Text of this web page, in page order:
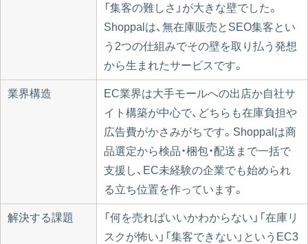
「集客の難しさ」が大きな壁でした。
Shoppalは、無在庫販売とSEO集客とい
う2つの仕組みでその壁を取り払う発想
から生まれたサービスです。
業界構造
EC業界は大手モールへの出店か自社サ
イト構築が中心で、どちらも在庫負担や
広告費がかさみがちです。Shoppalは商
品選定から検品・梱包・配送まで一括で
支援し、EC未経験の企業でも始められ
る立ち位置を作っています。
解決する課題
「何を売ればいいかわからない」「在庫リ
スクが怖い」「集客できない」というEC3